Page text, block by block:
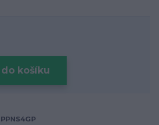
košíku
PPNS4GP